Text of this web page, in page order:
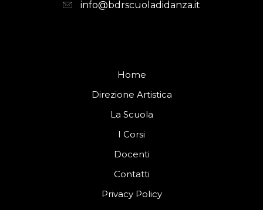
info@bdrscuoladidanza.it
Home
Direzione Artistica
La Scuola
I Corsi
Docenti
Contatti
Privacy Policy